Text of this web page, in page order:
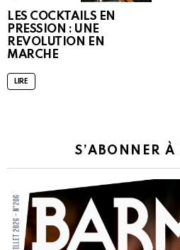
LES COCKTAILS EN
PRESSION : UNE
REVOLUTION EN
MARCHE
LIRE
S’ABONNER À